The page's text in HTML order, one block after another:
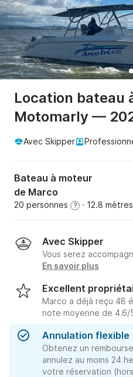
Location bateau
Motomarly —
Avec Skipper
Bateau à moteur
de Marco
20 personnes ? · 12.8 mètres
Avec Skipper
Vous serez
En savoir plus
Excellent
Marco a déjà reçu 48
note moyenne de
Annulation flexible
Obtenez un
annulez au moins 24
votre réservation